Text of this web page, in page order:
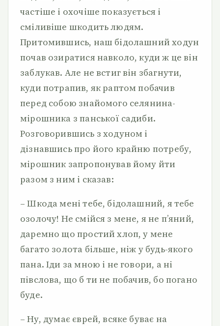
частіше і охочіше показується і
сміливіше шкодить людям.
Притомившись, наш бідолашний ходун
почав озиратися навколо, куди ж це він
заблукав. Але не встиг він збагнути,
куди потрапив, як раптом побачив
перед собою знайомого селянина-
мірошника з панської садиби.
Розговорившись з ходуном і
дізнавшись про його крайню потребу,
мірошник запропонував йому йти
разом з ним і сказав:
– Шкода мені тебе, бідолашний, я тебе
озолочу! Не смійся з мене, я не п’яний,
даремно що простий хлоп, у мене
багато золота більше, ніж у будь-якого
пана. Іди за мною і не говори, а ні
півслова, що б ти не побачив, бо погано
буде.
– Ну, думає єврей, всяке буває на